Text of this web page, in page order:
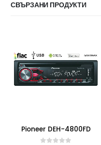
СВЪРЗАНИ ПРОДУКТИ
Pioneer DEH-4800FD